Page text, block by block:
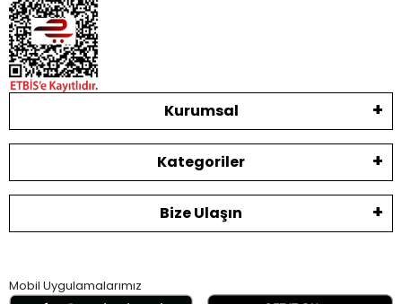
Kurumsal
Kategoriler
Bize Ulaşın
Mobil Uygulamalarımız